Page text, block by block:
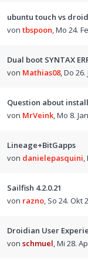
ubuntu touch vs
von tbspoon,Mo 24.
Dual boot SYNTAX
von Mathias08,Do 26.
Question about
von MrVeink,Mo 8.
Lineage+BitGapps
von danielepasquini,
Sailfish 4.2.0.21
von razno, So 24. Okt
Droidian User
von schmuel,Mi 28.